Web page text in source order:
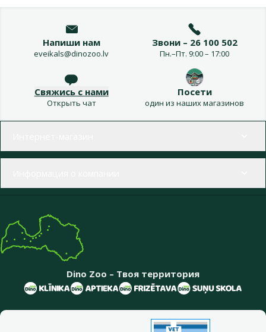
Напиши нам
eveikals@dinozoo.lv
Звони – 26 100 502
Пн.–Пт. 9:00 – 17:00
Свяжись с нами
Открыть чат
Посети
один из наших магазинов
Dino Zoo – Твоя территория